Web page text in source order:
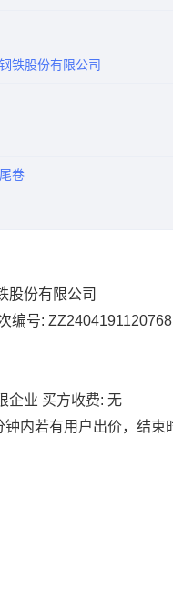
铁股份有限公司
卷
股份有限公司
编号: ZZ2404191120768
企业 买方收费: 无
钟内若有用户出价，结